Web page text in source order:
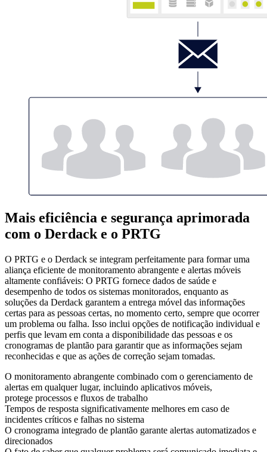
Mais eficiência e segurança aprimorada
com o Derdack e o PRTG
O PRTG e o Derdack se integram perfeitamente para formar uma
aliança eficiente de monitoramento abrangente e alertas móveis
altamente confiáveis: O PRTG fornece dados de saúde e
desempenho de todos os sistemas monitorados, enquanto as
soluções da Derdack garantem a entrega móvel das informações
certas para as pessoas certas, no momento certo, sempre que ocorrer
um problema ou falha. Isso inclui opções de notificação individual e
perfis que levam em conta a disponibilidade das pessoas e os
cronogramas de plantão para garantir que as informações sejam
reconhecidas e que as ações de correção sejam tomadas.
O monitoramento abrangente combinado com o gerenciamento de
alertas em qualquer lugar, incluindo aplicativos móveis,
protege processos e fluxos de trabalho
Tempos de resposta significativamente melhores em caso de
incidentes críticos e falhas no sistema
O cronograma integrado de plantão garante alertas automatizados e
direcionados